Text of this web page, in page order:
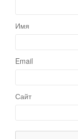
Имя
Email
Сайт